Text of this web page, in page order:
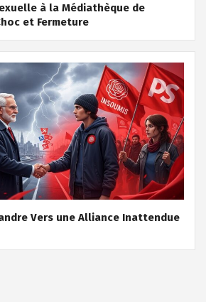
à la Médiathèque de
et Fermeture
Vers une Alliance Inattendue